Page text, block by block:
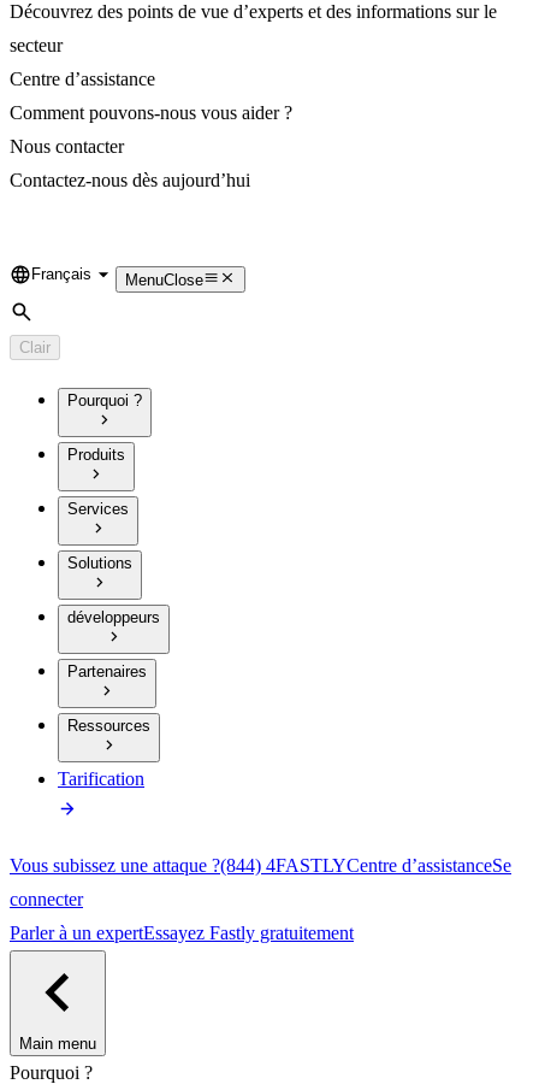
Découvrez des points de vue d’experts et des informations sur le
secteur
Centre d’assistance
Comment pouvons-nous vous aider ?
Nous contacter
Contactez-nous dès aujourd’hui
Language
Français MenuClose
Rechercher
Clair
Pourquoi ?
Produits
Services
Solutions
développeurs
Partenaires
Ressources
Tarification
Vous subissez une attaque ?(844) 4FASTLYCentre d’assistanceSe
connecter
Parler à un expertEssayez Fastly gratuitement
Main menu
Pourquoi ?